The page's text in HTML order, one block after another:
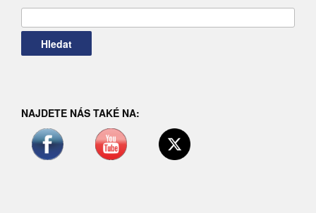
NAJDETE NÁS TAKÉ NA: